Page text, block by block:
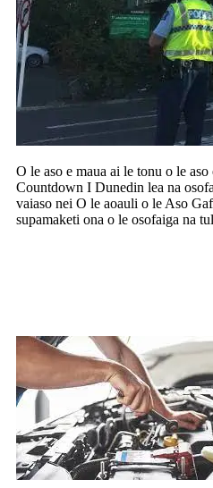
O le aso e maua ai le tonu o le
Countdown I Dunedin lea na
vaiaso nei O le aoauli o le Aso
supamaketi ona o le osofaiga na